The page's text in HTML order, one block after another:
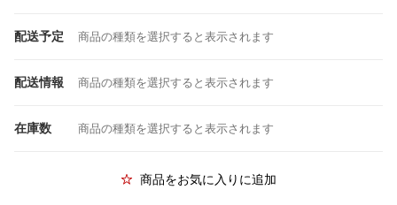
配送予定 商品の種類を選択すると表示されます
配送情報 商品の種類を選択すると表示されます
在庫数 商品の種類を選択すると表示されます
商品をお気に入りに追加